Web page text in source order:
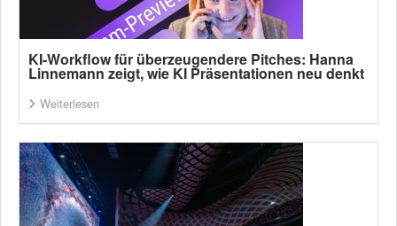
KI-Workflow für überzeugendere Pitches: Hanna
Linnemann zeigt, wie KI Präsentationen neu denkt
Weiterlesen